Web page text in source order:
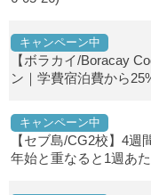
キャンペーン中
【ボラカイ/Boracay
ン｜学費宿泊費から
キャンペーン中
【セブ島/CG2校】4
年始と重なると1週あ